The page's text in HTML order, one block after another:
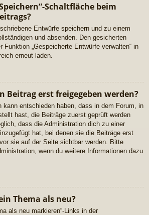
Schaltfläche beim
Entwürfe speichern und zu einem
und absenden. Den gesicherten
Funktion „Gespeicherte Entwürfe verwalten“ in
erneut laden.
Beitrag erst freigegeben werden?
kann entschieden haben, dass in dem Forum, in
hast, die Beiträge zuerst geprüft werden
dass die Administration dich zu einer
hat, bei denen sie die Beiträge erst
sie auf der Seite sichtbar werden. Bitte
wenn du weitere Informationen dazu
Thema als neu?
als neu markieren“-Links in der